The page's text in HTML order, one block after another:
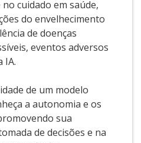
cuidado em saúde,
do envelhecimento
de doenças
eventos adversos
IA.
de um modelo
a autonomia e os
sua
de decisões e na